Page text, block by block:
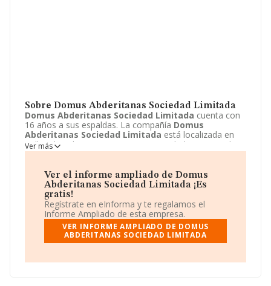
Sobre Domus Abderitanas Sociedad Limitada
Domus Abderitanas Sociedad Limitada cuenta con
16 años a sus espaldas. La compañía Domus
Abderitanas Sociedad Limitada está localizada en
Calle Educador, 4 - PISO 3 A. Su actividad CNAE se ubica
dentro de 6812 - Promoción inmobiliaria.Domus
sociedad Sociedad limitada.
Ver más
Ver el informe ampliado de Domus
Abderitanas Sociedad Limitada ¡Es
gratis!
Regístrate en eInforma y te regalamos el
Informe Ampliado de esta empresa.
VER INFORME AMPLIADO DE DOMUS
ABDERITANAS SOCIEDAD LIMITADA